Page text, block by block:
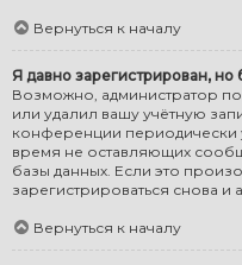
Вернуться к началу
Я давно зарегистрирован,
Возможно, администратор
или удалил вашу учётную
конференции периодически
время не оставляющих
базы данных. Если это
зарегистрироваться снова и
Вернуться к началу